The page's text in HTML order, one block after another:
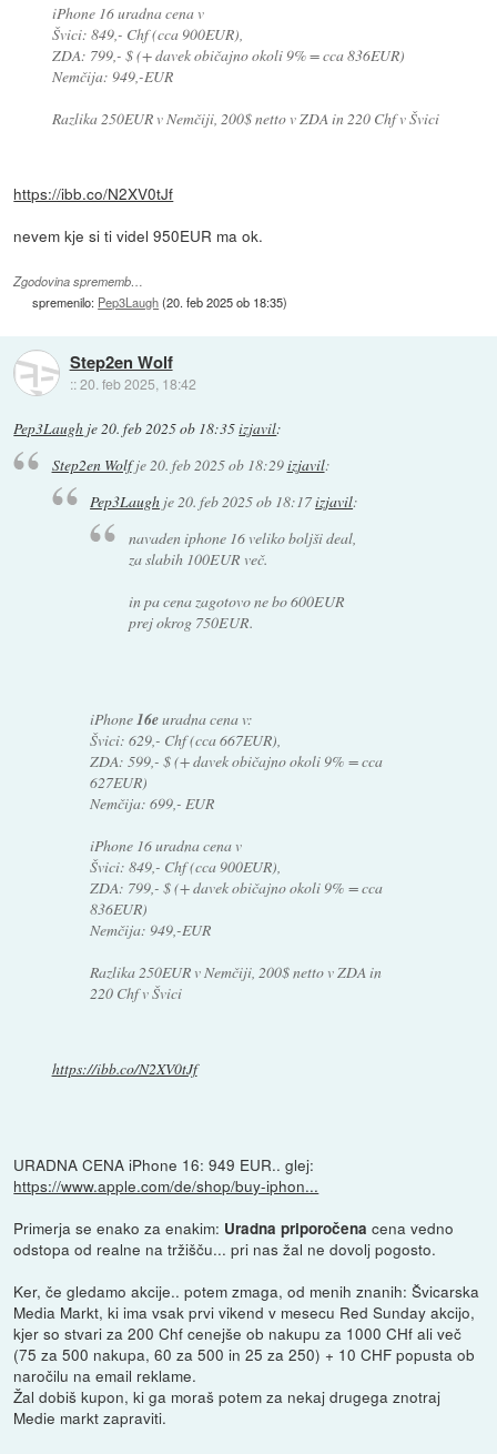
iPhone 16 uradna cena v
Švici: 849,- Chf (cca 900EUR),
ZDA: 799,- $ (+ davek običajno okoli 9% = cca 836EUR)
Nemčija: 949,-EUR
Razlika 250EUR v Nemčiji, 200$ netto v ZDA in 220 Chf v Švici
https://ibb.co/N2XV0tJf
nevem kje si ti videl 950EUR ma ok.
Zgodovina sprememb…
spremenilo: Pep3Laugh(20. feb 2025 ob 18:35)
Step2en Wolf
::20. feb 2025, 18:42
Pep3Laugh je20. feb 2025 ob 18:35izjavil:
Step2en Wolfje20. feb 2025 ob 18:29izjavil:
Pep3Laugh je20. feb 2025 ob 18:17izjavil:
navaden iphone 16 veliko boljši deal,
za slabih 100EUR več.
in pa cena zagotovo ne bo 600EUR
prej okrog 750EUR.
iPhone16euradna cena v:
Švici: 629,- Chf (cca 667EUR),
ZDA: 599,- $ (+ davek običajno okoli 9% = cca
627EUR)
Nemčija: 699,- EUR
iPhone 16 uradna cena v
Švici: 849,- Chf (cca 900EUR),
ZDA: 799,- $ (+ davek običajno okoli 9% = cca
836EUR)
Nemčija: 949,-EUR
Razlika 250EUR v Nemčiji, 200$ netto v ZDA in
220 Chf v Švici
https://ibb.co/N2XV0tJf
URADNA CENA iPhone 16: 949 EUR.. glej:
https://www.apple.com/de/shop/buy-iphon...
Primerja se enako za enakim: Uradna priporočena cena vedno
odstopa od realne na tržišču... pri nas žal ne dovolj pogosto.
Ker, če gledamo akcije.. potem zmaga, od menih znanih: Švicarska
Media Markt, ki ima vsak prvi vikend v mesecu Red Sunday akcijo,
kjer so stvari za 200 Chf cenejše ob nakupu za 1000 CHf ali več
(75 za 500 nakupa, 60 za 500 in 25 za 250) + 10 CHF popusta ob
naročilu na email reklame.
Žal dobiš kupon, ki ga moraš potem za nekaj drugega znotraj
Medie markt zapraviti.